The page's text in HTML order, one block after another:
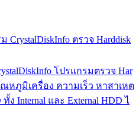
CrystalDiskInfo ตรวจ Harddisk
โปรแกรมตรวจ Har
หภูมิเครื่อง ความเร็ว หาสาเหต
Internal และ External HDD ไ